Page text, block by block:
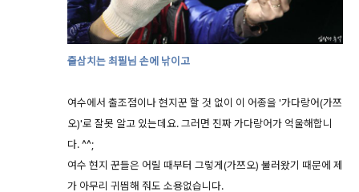
줄삼치는 최필님 손에 낚이고
여수에서 출조점이나 현지꾼 할 것 없이 이 어종을 '가다랑어(가쯔
오)'로 잘못 알고 있는데요. 그러면 진짜 가다랑어가 억울해합니
다. ^^;
여수 현지 꾼들은 어릴 때부터 그렇게(가쯔오) 불러왔기 때문에 제
가 아무리 귀띔해 줘도 소용없습니다.